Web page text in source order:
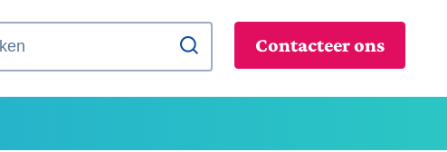
Contacteer ons